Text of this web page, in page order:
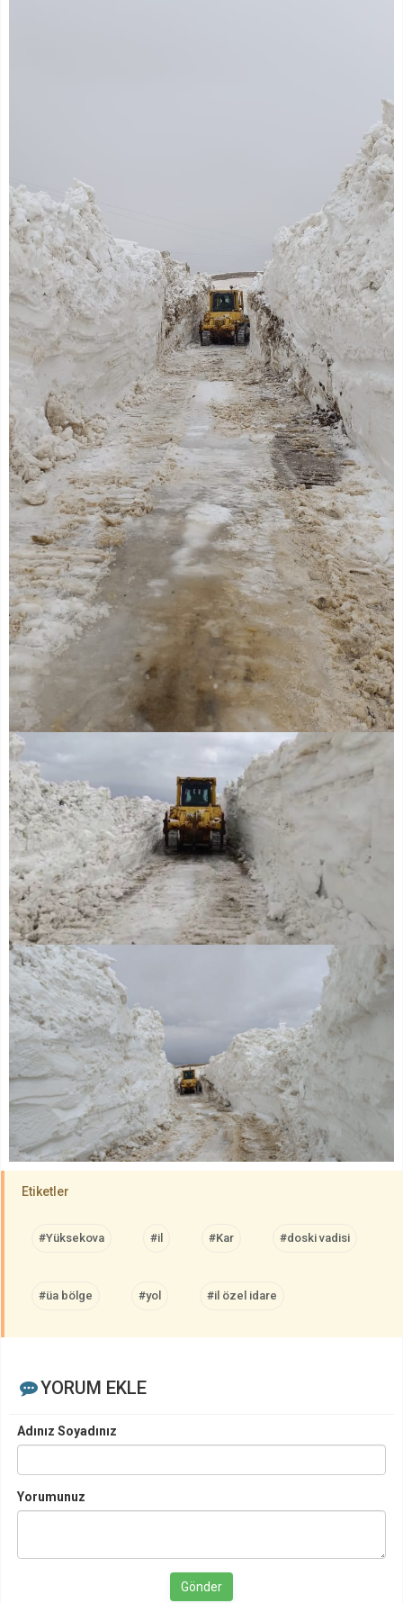
Etiketler
#Yüksekova #il #Kar #doski vadisi
#üa bölge #yol #il özel idare
YORUM EKLE
Adınız Soyadınız
Yorumunuz
Gönder